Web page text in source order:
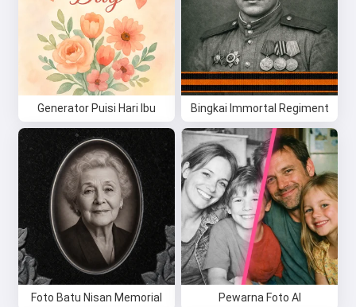
Generator Puisi Hari Ibu Bingkai Immortal Regiment
Foto Batu Nisan Memorial Pewarna Foto AI